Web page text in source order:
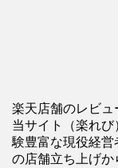
楽天店舗のレビュ
当サイト（楽れ
験豊富な現役経
の店舗立ち上げか